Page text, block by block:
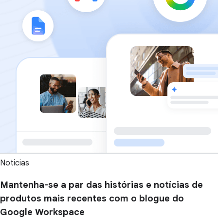
Notícias
Mantenha-se a par das histórias e notícias de
produtos mais recentes com o blogue do
Google Workspace